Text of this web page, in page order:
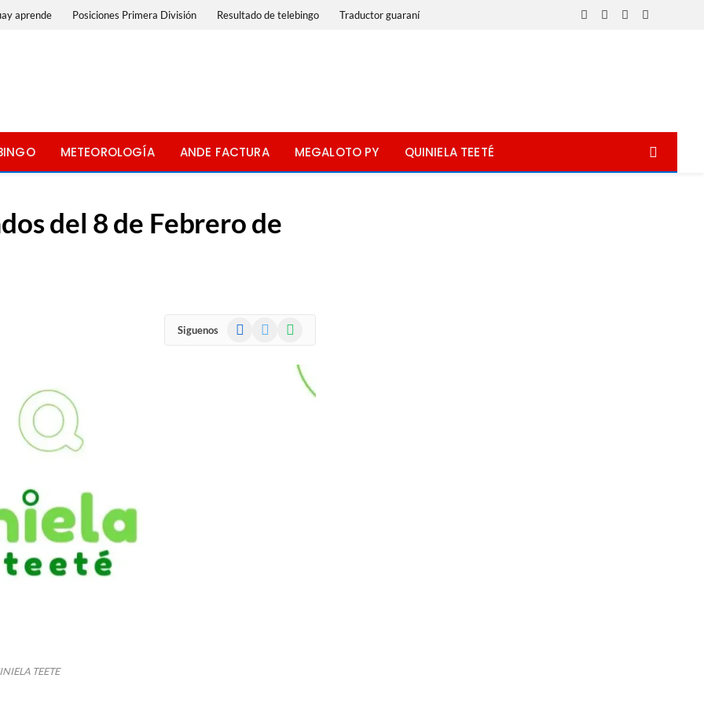
aprende Posiciones Primera División Resultado de telebingo Traductor guaraní
Facebook
X
InstagramWhatsApp
METEOROLOGÍA ANDE FACTURA MEGALOTO PY QUINIELA TEETÉ
del 8 de Febrero de
Siguenos Facebook WhatsApp
TEETE